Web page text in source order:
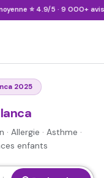
⭐ 4.9/5 · 9 000+ avis
2025
Allergie · Asthme ·
enfants